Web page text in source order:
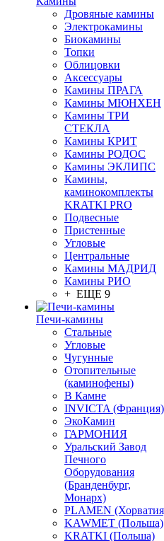
Дровяные камины
Электрокамины
Биокамины
Топки
Облицовки
Аксессуары
Камины ПРАГА
Камины МЮНХЕН
Камины ТРИ
СТЕКЛА
Камины КРИТ
Камины РОДОС
Камины ЭКЛИПС
Камины,
каминокомплекты
KRATKI PRO
Подвесные
Пристенные
Угловые
Центральные
Камины МАДРИД
Камины РИО
+ ЕЩЕ 9
Печи-камины
Стальные
Угловые
Чугунные
Отопительные
(каминофены)
В Камне
INVICTA (Франция)
ЭкоКамин
ГАРМОНИЯ
Уральский Завод
Печного
Оборудования
(Бранденбург,
Монарх)
PLAMEN
KAWMET (Польша)
KRATKI (Польша)